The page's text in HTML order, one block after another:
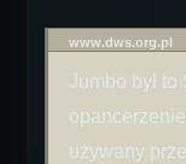
www.dws.org.pl
Jumbo był
używany